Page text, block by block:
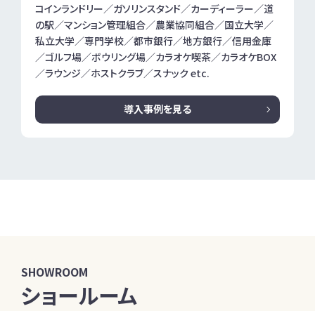
コインランドリー／ガソリンスタンド／カーディーラー／道
の駅／マンション管理組合／農業協同組合／国立大学／
私立大学／専門学校／都市銀行／地方銀行／信用金庫
／ゴルフ場／ボウリング場／カラオケ喫茶／カラオケBOX
／ラウンジ／ホストクラブ／スナック etc.
導入事例を見る
SHOWROOM
ショールーム